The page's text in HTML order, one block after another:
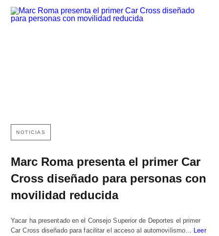
NOTICIAS
Marc Roma presenta el primer Car
Cross diseñado para personas con
movilidad reducida
Yacar ha presentado en el Consejo Superior de Deportes el primer
Car Cross diseñado para facilitar el acceso al automovilismo… Leer